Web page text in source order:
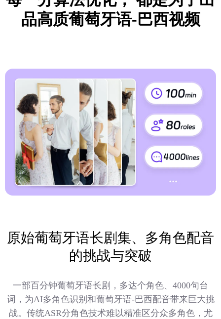
品高质葡萄牙语-巴西视频
原始葡萄牙语长剧集、多角色配音
的挑战与突破
一部百分钟葡萄牙语长剧，多达个角色、4000句台
词，为AI多角色识别和葡萄牙语-巴西配音带来巨大挑
战。传统ASR分角色技术难以精准区分众多角色，尤